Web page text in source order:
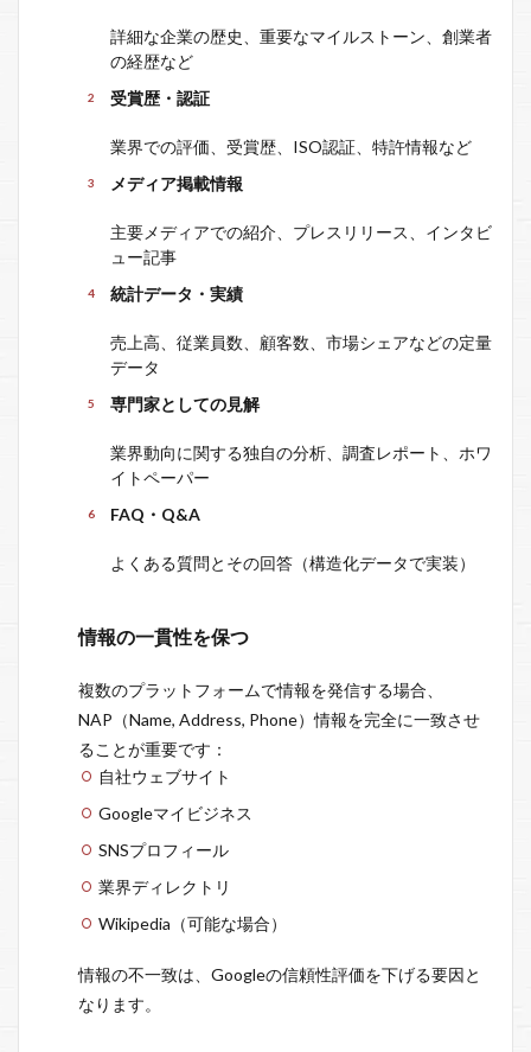
詳細な企業の歴史、重要なマイルストーン、創業者
の経歴など
受賞歴・認証
業界での評価、受賞歴、ISO認証、特許情報など
メディア掲載情報
主要メディアでの紹介、プレスリリース、インタビ
ュー記事
統計データ・実績
売上高、従業員数、顧客数、市場シェアなどの定量
データ
専門家としての見解
業界動向に関する独自の分析、調査レポート、ホワ
イトペーパー
FAQ・Q&A
よくある質問とその回答（構造化データで実装）
情報の一貫性を保つ
複数のプラットフォームで情報を発信する場合、
NAP（Name, Address, Phone）情報を完全に一致させ
ることが重要です：
自社ウェブサイト
Googleマイビジネス
SNSプロフィール
業界ディレクトリ
Wikipedia（可能な場合）
情報の不一致は、Googleの信頼性評価を下げる要因と
なります。